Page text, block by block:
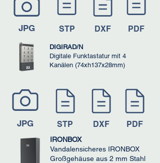
JPG STP DXF PDF
DIGIRAD/N
Digitale Funktastatur mit 4
Kanälen (74xh137x28mm)
JPG STP DXF PDF
IRONBOX
Vandalensicheres IRONBOX
Großgehäuse aus 2 mm Stahl